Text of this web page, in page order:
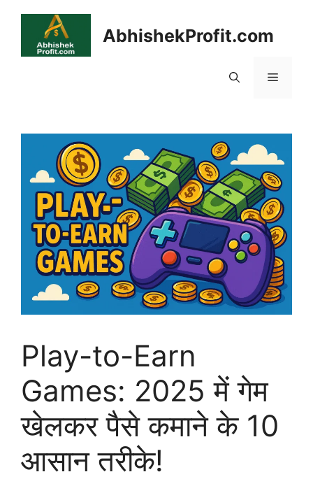
content
AbhishekProfit.com
Menu
Play-to-Earn
Games: 2025 में गेम
खेलकर पैसे कमाने के 10
आसान तरीके!